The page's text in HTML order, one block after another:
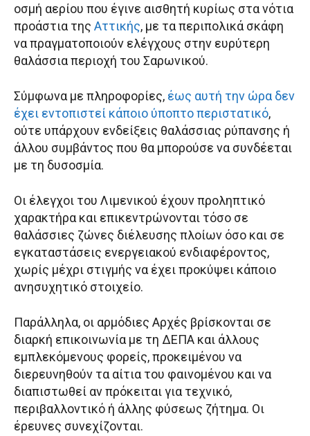
οσμή αερίου που έγινε αισθητή κυρίως στα νότια
προάστια της Αττικής, με τα περιπολικά σκάφη
να πραγματοποιούν ελέγχους στην ευρύτερη
θαλάσσια περιοχή του Σαρωνικού.
Σύμφωνα με πληροφορίες, έως αυτή την ώρα δεν
έχει εντοπιστεί κάποιο ύποπτο περιστατικό,
ούτε υπάρχουν ενδείξεις θαλάσσιας ρύπανσης ή
άλλου συμβάντος που θα μπορούσε να συνδέεται
με τη δυσοσμία.
Οι έλεγχοι του Λιμενικού έχουν προληπτικό
χαρακτήρα και επικεντρώνονται τόσο σε
θαλάσσιες ζώνες διέλευσης πλοίων όσο και σε
εγκαταστάσεις ενεργειακού ενδιαφέροντος,
χωρίς μέχρι στιγμής να έχει προκύψει κάποιο
ανησυχητικό στοιχείο.
Παράλληλα, οι αρμόδιες Αρχές βρίσκονται σε
διαρκή επικοινωνία με τη ΔΕΠΑ και άλλους
εμπλεκόμενους φορείς, προκειμένου να
διερευνηθούν τα αίτια του φαινομένου και να
διαπιστωθεί αν πρόκειται για τεχνικό,
περιβαλλοντικό ή άλλης φύσεως ζήτημα. Οι
έρευνες συνεχίζονται.